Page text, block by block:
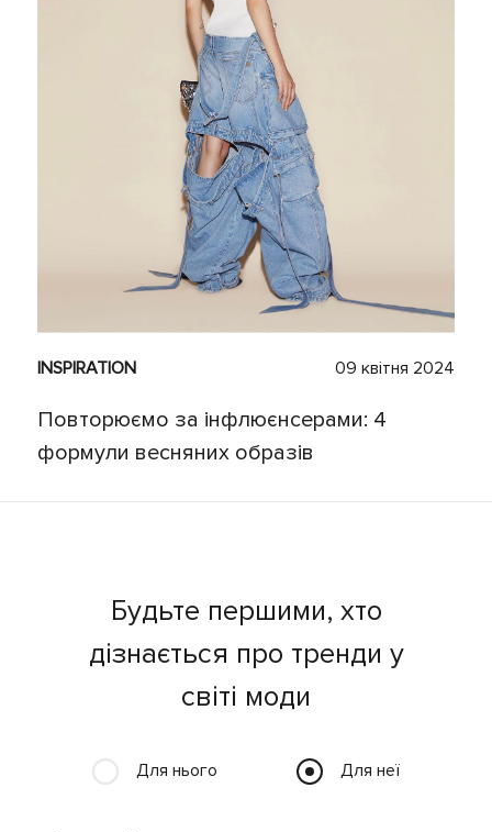
INSPIRATION 09 квітня 2024
Повторюємо за інфлюєнсерами: 4
формули весняних образів
Будьте першими, хто
дізнається про тренди у
світі моди
Для нього Для неї